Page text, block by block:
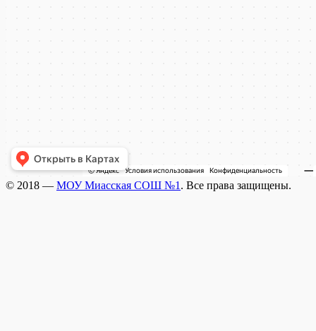
© 2018 — МОУ Миасская СОШ №1 . Все права защищены.